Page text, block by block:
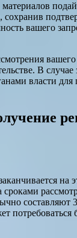
сохранив
вашего
В
власти для
на
сроками
составляют
потребоваться